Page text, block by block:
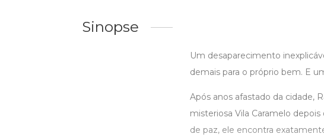
Sinopse
Um desaparecimento
demais para o próprio bem. E
Após anos afastado da cidade,
misteriosa Vila Caramelo
de paz, ele encontra